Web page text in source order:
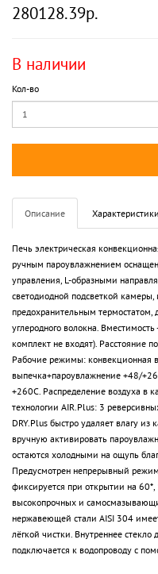
280128.39р.
В наличии
Кол-во
Описание Характеристики
Печь электрическая
ручным пароувлажнением
управления, L-образными
светодиодной подсветкой
предохранительным
углеродного волокна.
комплект не входят).
Рабочие режимы: конвекционная
выпечка+пароувлажнение +48/
+260C. Распределение воздуха в
технологии AIR.Plus: 3
DRY.Plus быстро удаляет влагу из
вручную активировать
остаются холодными на ощупь
Предусмотрен непрерывный
фиксируется при открытии на
высокопрочных и
нержавеющей стали AISI 304
лёгкой чистки. Внутреннее
подключается к водопроводу с